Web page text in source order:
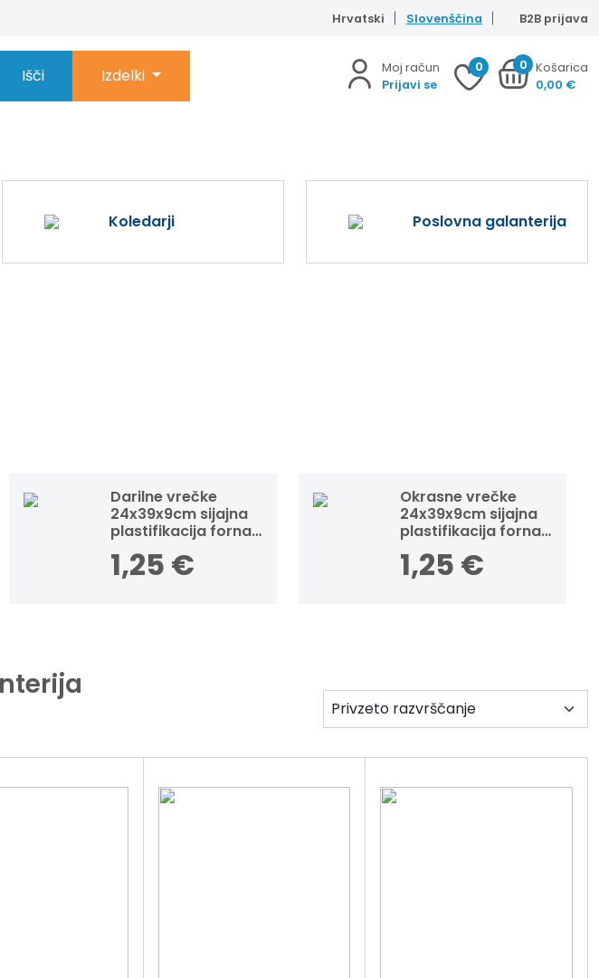
Hrvatski Slovenščina B2B prijava
Išči Izdelki
Moj račun
Prijavi se
0 0 Košarica
0,00 €
Koledarji Poslovna galanterija
Darilne vrečke
24x39x9cm sijajna
plastifikacija fornax
srebrne
1,25 €
Okrasne vrečke
24x39x9cm sijajna
plastifikacija fornax
zlate
1,25 €